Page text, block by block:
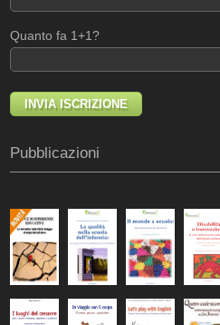
Quanto fa 1+1?
Pubblicazioni